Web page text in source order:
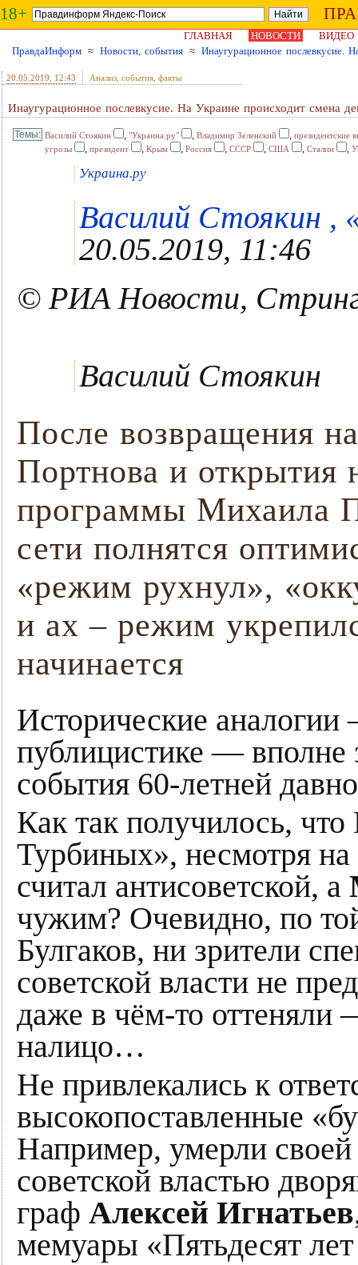
18+
ГЛАВНАЯ НОВОСТИ
ВИДЕО
ПравдаИнформ ≈ Новости, события ≈ Инаугурационное послевкусие.
20.05.2019 , 12:43 Анализ, события, факты
Инаугурационное послевкусие. На Украине происходит смена
Василий Стоякин , "Украина.ру" , Владимир Зеленский , президентские
угрозы
, президент , Крым , Россия , СССР , США , Сталин ,
Украина.ру
Василий Стоякин ,
20.05.2019, 11:46
© РИА Новости,
Василий Стоякин
После возвращения
Портнова и открытия
программы Михаила
сети полнятся
«режим рухнул»,
и ах – режим
начинается
Исторические
публицистике — вполне
события 60-летней
Как так получилось,
Турбиных», несмотря
считал антисоветской, а
чужим? Очевидно, по
Булгаков, ни зрители
советской власти не
даже в чём-то оттеняли
налицо…
Не привлекались к
высокопоставленные
Например, умерли
советской властью
граф Алексей Игнатьев
мемуары «Пятьдесят